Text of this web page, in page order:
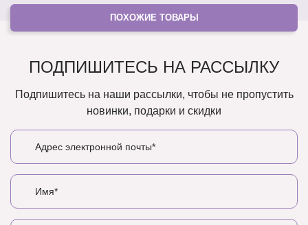
ПОХОЖИЕ ТОВАРЫ
ПОДПИШИТЕСЬ НА РАССЫЛКУ
Подпишитесь на наши рассылки, чтобы не пропустить
новинки, подарки и скидки